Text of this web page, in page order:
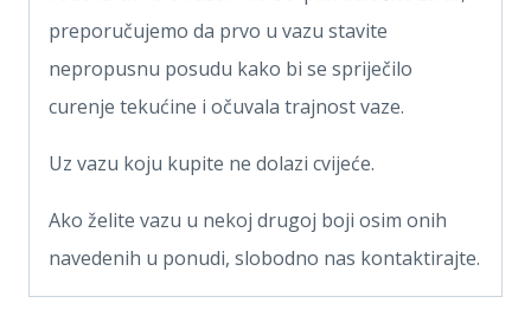
preporučujemo da prvo u vazu stavite
nepropusnu posudu kako bi se spriječilo
curenje tekućine i očuvala trajnost vaze.
Uz vazu koju kupite ne dolazi cvijeće.
Ako želite vazu u nekoj drugoj boji osim onih
navedenih u ponudi, slobodno nas kontaktirajte.